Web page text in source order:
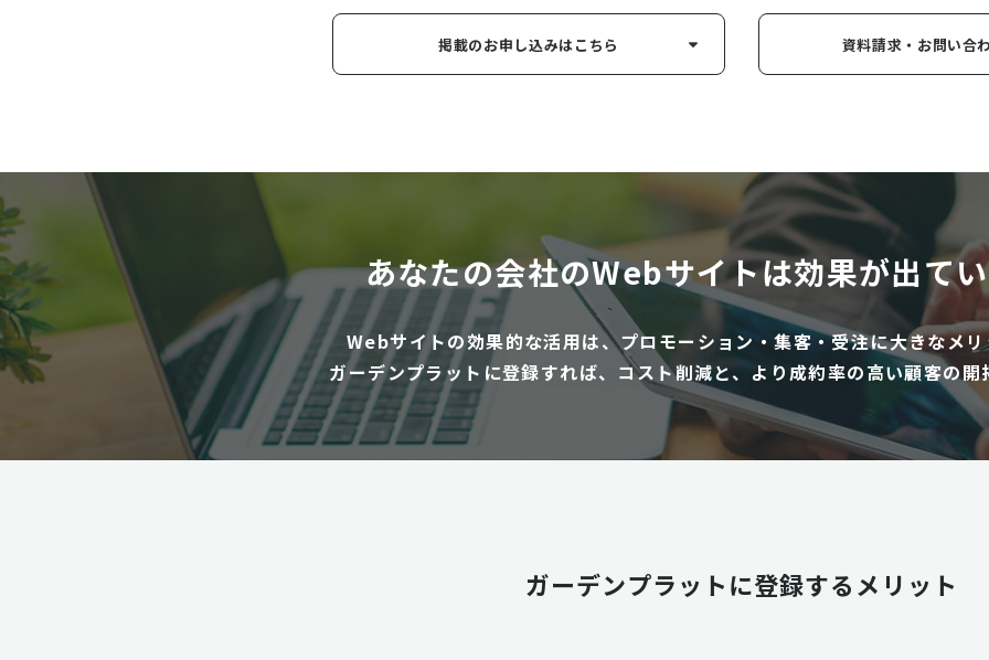
掲載のお申し込みはこちら 資料請求・お問い合
あなたの会社のWebサイトは効果が出て
Webサイトの効果的な活用は、プロモーション・集客・受注に大きなメ
ガーデンプラットに登録すれば、コスト削減と、より成約率の高い顧客の開
ガーデンプラットに登録するメリット